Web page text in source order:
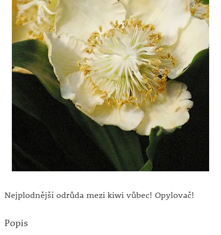
Nejplodnější odrůda mezi kiwi vůbec! Opylovač!
Popis